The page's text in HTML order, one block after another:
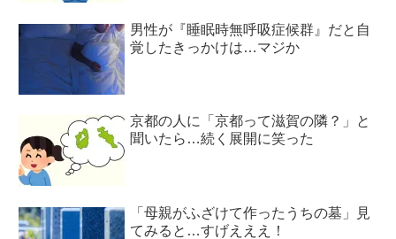
男性が『睡眠時無呼吸症候群』だと自
覚したきっかけは…マジか
京都の人に「京都って滋賀の隣？」と
聞いたら…続く展開に笑った
「母親がふざけて作ったうちの墓」見
てみると…すげえええ！